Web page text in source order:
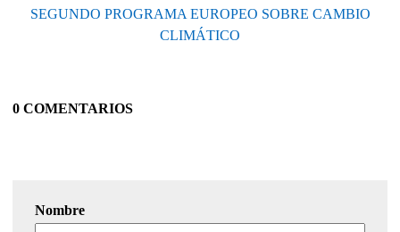
SEGUNDO PROGRAMA EUROPEO SOBRE CAMBIO
CLIMÁTICO
0 COMENTARIOS
Nombre